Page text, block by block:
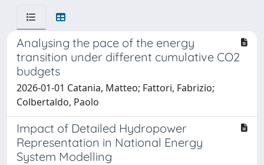
Analysing the pace of the energy
transition under different cumulative CO2
budgets
2026-01-01 Catania, Matteo; Fattori, Fabrizio;
Colbertaldo, Paolo
Impact of Detailed Hydropower
Representation in National Energy
System Modelling